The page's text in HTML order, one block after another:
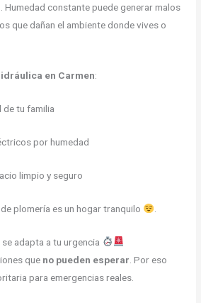
Humedad constante puede generar malos
que dañan el ambiente donde vives o
en Carmen:
de tu familia
por humedad
limpio y seguro
plomería es un hogar tranquilo
se adapta a tu urgencia
que no pueden esperar . Por eso
para emergencias reales.